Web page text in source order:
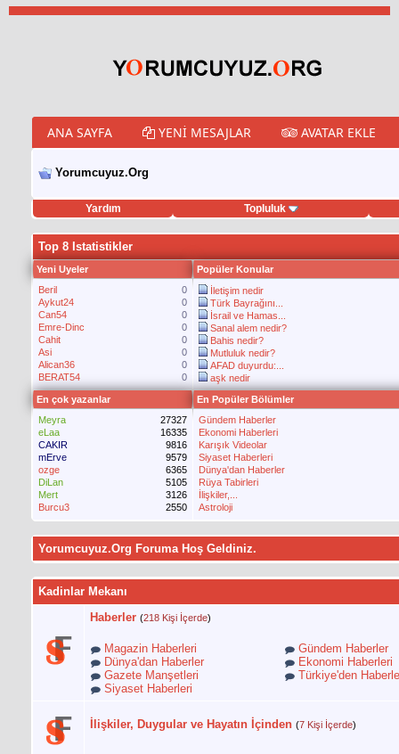
ANA SAYFA YENI MESAJLAR AVATAR EKLE
Yorumcuyuz.Org
Yardım Topluluk
porno izle twitter retweet hilesi
Top 8 Istatistikler
Yeni Uyeler
Popüler Konular
Beril
0
Aykut24
0
Can54
0
Emre-Dinc
0
Cahit
0
Asi
0
Alican36
0
BERAT54
0
İletişim nedir
Türk Bayrağını...
İsrail ve Hamas...
Sanal alem nedir?
Bahis nedir?
Mutluluk nedir?
AFAD duyurdu:...
aşk nedir
En çok yazanlar
En Popüler Bölümler
Meyra
27327
eLaa
16335
CAKIR
9816
mErve
9579
ozge
6365
DiLan
5105
Mert
3126
Burcu3
2550
Gündem Haberler
Ekonomi Haberleri
Karışık Videolar
Siyaset Haberleri
Dünya'dan Haberler
Rüya Tabirleri
İlişkiler,...
Astroloji
Yorumcuyuz.Org Foruma Hoş Geldiniz.
Kadinlar Mekanı
Haberler (218 Kişi İçerde)
Magazin Haberleri
Gündem Haberler
Dünya'dan Haberler
Ekonomi Haberleri
Gazete Manşetleri
Türkiye'den
Siyaset Haberleri
İlişkiler, Duygular ve Hayatın İçinden (7 Kişi İçerde)